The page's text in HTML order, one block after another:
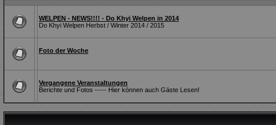
WELPEN - NEWS!!!! - Do Khyi Welpen in 2014
Do Khyi Welpen Herbst / Winter 2014 / 2015
Foto der Woche
Vergangene Veranstaltungen
Berichte und Fotos ----- Hier können auch Gäste Lesen!